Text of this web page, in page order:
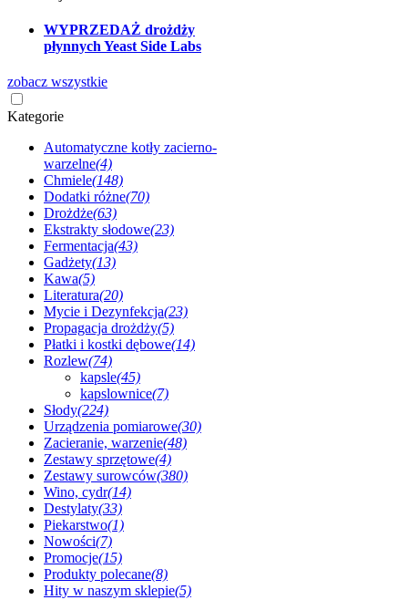
WYPRZEDAŻ drożdży
płynnych Yeast Side Labs
zobacz wszystkie
Kategorie
Automatyczne kotły zacierno-
warzelne(4)
Chmiele(148)
Dodatki różne(70)
Drożdże(63)
Ekstrakty słodowe(23)
Fermentacja(43)
Gadżety(13)
Kawa(5)
Literatura(20)
Mycie i Dezynfekcja(23)
Propagacja drożdży(5)
Płatki i kostki dębowe(14)
Rozlew(74)
kapsle(45)
kapslownice(7)
Słody(224)
Urządzenia pomiarowe(30)
Zacieranie, warzenie(48)
Zestawy sprzętowe(4)
Zestawy surowców(380)
Wino, cydr(14)
Destylaty(33)
Piekarstwo(1)
Nowości(7)
Promocje(15)
Produkty polecane(8)
Hity w naszym sklepie(5)